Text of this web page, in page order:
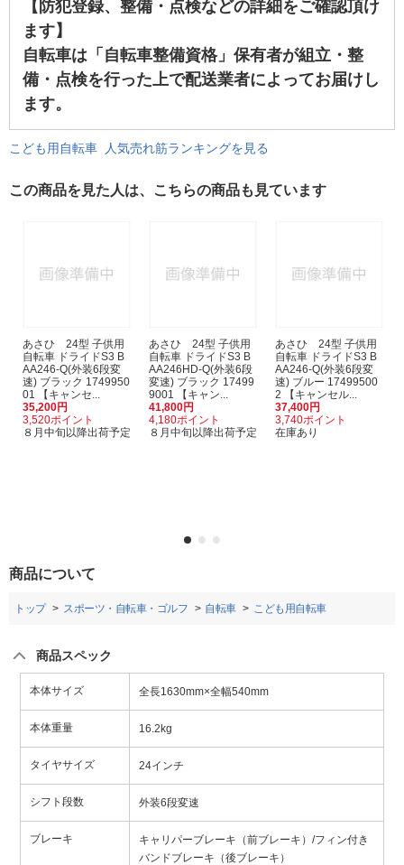
【防犯登録、整備・点検などの詳細をご確認頂け
ます】
自転車は「自転車整備資格」保有者が組立・整
備・点検を行った上で配送業者によってお届けし
ます。
こども用自転車 人気売れ筋ランキングを見る
この商品を見た人は、こちらの商品も見ています
あさひ 24型 子供用
自転車 ドライドS3 B
AA246-Q(外装6段変
速) ブラック 1749950
01 【キャンセ...
35,200円
3,520ポイント
８月中旬以降出荷予定
あさひ 24型 子供用
自転車 ドライドS3 B
AA246HD-Q(外装6段
変速) ブラック 17499
9001 【キャン...
41,800円
4,180ポイント
８月中旬以降出荷予定
あさひ 24型 子供用
自転車 ドライドS3 B
AA246-Q(外装6段変
速) ブルー 17499500
2 【キャンセル...
37,400円
3,740ポイント
在庫あり
商品について
トップ スポーツ・自転車・ゴルフ 自転車 こども用自転車
商品スペック
本体サイズ 全長1630mm×全幅540mm
本体重量 16.2kg
タイヤサイズ 24インチ
シフト段数 外装6段変速
ブレーキ
キャリパーブレーキ（前ブレーキ）/フィン付き
バンドブレーキ（後ブレーキ）